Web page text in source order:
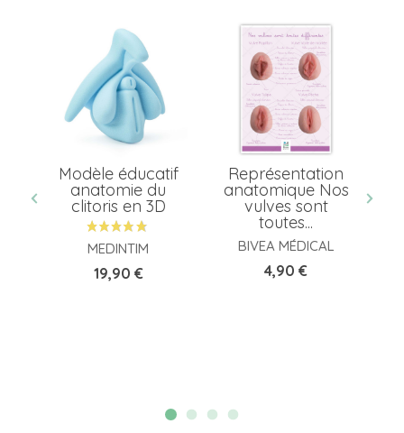
Modèle éducatif
anatomie du
clitoris en 3D
MEDINTIM
Prix
19,90 €
Représentation
anatomique Nos
vulves sont
toutes...
BIVEA MÉDICAL
Prix
4,90 €